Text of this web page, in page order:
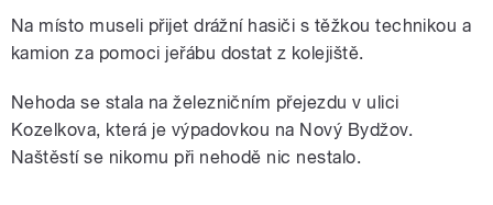
Na místo museli přijet drážní hasiči s těžkou technikou a
kamion za pomoci jeřábu dostat z kolejiště.
Nehoda se stala na železničním přejezdu v ulici
Kozelkova, která je výpadovkou na Nový Bydžov.
Naštěstí se nikomu při nehodě nic nestalo.